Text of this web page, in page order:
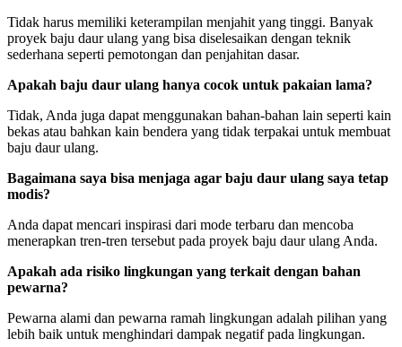
Tidak harus memiliki keterampilan menjahit yang tinggi. Banyak
proyek baju daur ulang yang bisa diselesaikan dengan teknik
sederhana seperti pemotongan dan penjahitan dasar.
Apakah baju daur ulang hanya cocok untuk pakaian lama?
Tidak, Anda juga dapat menggunakan bahan-bahan lain seperti kain
bekas atau bahkan kain bendera yang tidak terpakai untuk membuat
baju daur ulang.
Bagaimana saya bisa menjaga agar baju daur ulang saya tetap
modis?
Anda dapat mencari inspirasi dari mode terbaru dan mencoba
menerapkan tren-tren tersebut pada proyek baju daur ulang Anda.
Apakah ada risiko lingkungan yang terkait dengan bahan
pewarna?
Pewarna alami dan pewarna ramah lingkungan adalah pilihan yang
lebih baik untuk menghindari dampak negatif pada lingkungan.